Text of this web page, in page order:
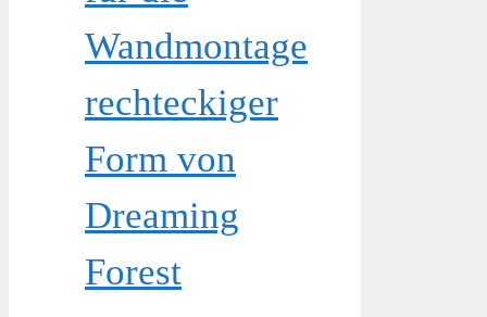
Wandmontage
rechteckiger
Form von
Dreaming
Forest